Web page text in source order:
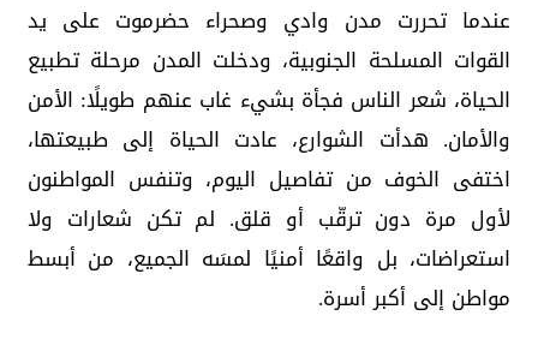
عندما تحررت مدن وادي وصحراء حضرموت على يد
القوات المسلحة الجنوبية، ودخلت المدن مرحلة تطبيع
الحياة، شعر الناس فجأة بشيء غاب عنهم طويلًا: الأمن
والأمان. هدأت الشوارع، عادت الحياة إلى طبيعتها،
اختفى الخوف من تفاصيل اليوم، وتنفس المواطنون
لأول مرة دون ترقّب أو قلق. لم تكن شعارات ولا
استعراضات، بل واقعًا أمنيًا لمسَه الجميع، من أبسط
مواطن إلى أكبر أسرة.